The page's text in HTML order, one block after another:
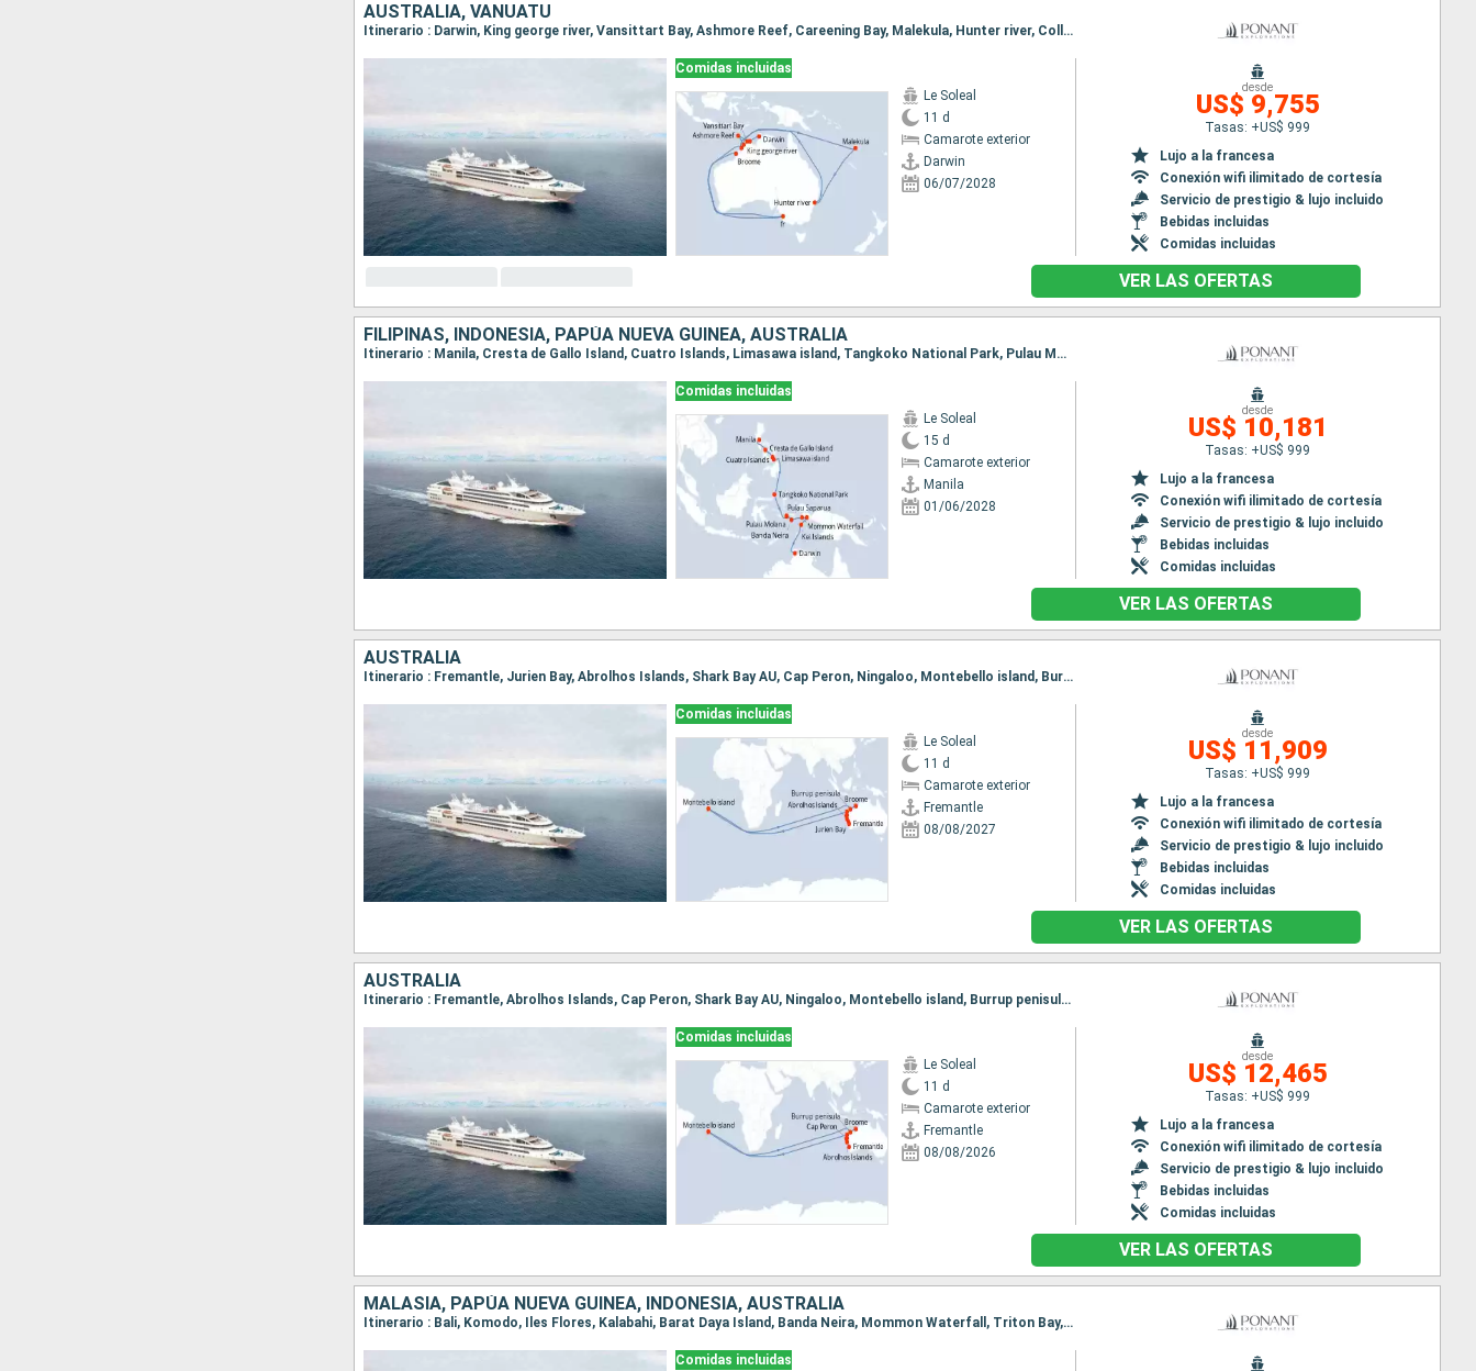
AUSTRALIA, VANUATU
Itinerario : Darwin, King george river, Vansittart Bay, Ashmore Reef, Careening Bay, Malekula, Hunter river, Collier Bay, fr, Broome
Comidas incluidas
Le Soleal
11 d
Camarote exterior
Darwin
06/07/2028
desde
US$ 9,755
Tasas: +US$ 999
Lujo a la francesa
Conexión wifi ilimitado de cortesía
Servicio de prestigio & lujo incluido
Bebidas incluidas
Comidas incluidas
VER LAS OFERTAS
FILIPINAS, INDONESIA, PAPÚA NUEVA GUINEA, AUSTRALIA
Itinerario : Manila, Cresta de Gallo Island, Cuatro Islands, Limasawa island, Tangkoko National Park, Pulau Molana, Pulau Saparua, Banda Neira, Mommon Waterfall, Triton Bay, Kei Islands, Darwin
Comidas incluidas
Le Soleal
15 d
Camarote exterior
Manila
01/06/2028
desde
US$ 10,181
Tasas: +US$ 999
Lujo a la francesa
Conexión wifi ilimitado de cortesía
Servicio de prestigio & lujo incluido
Bebidas incluidas
Comidas incluidas
VER LAS OFERTAS
AUSTRALIA
Itinerario : Fremantle, Jurien Bay, Abrolhos Islands, Shark Bay AU, Cap Peron, Ningaloo, Montebello island, Burrup penisula, Broome
Comidas incluidas
Le Soleal
11 d
Camarote exterior
Fremantle
08/08/2027
desde
US$ 11,909
Tasas: +US$ 999
Lujo a la francesa
Conexión wifi ilimitado de cortesía
Servicio de prestigio & lujo incluido
Bebidas incluidas
Comidas incluidas
VER LAS OFERTAS
AUSTRALIA
Itinerario : Fremantle, Abrolhos Islands, Cap Peron, Shark Bay AU, Ningaloo, Montebello island, Burrup penisula, Broome
Comidas incluidas
Le Soleal
11 d
Camarote exterior
Fremantle
08/08/2026
desde
US$ 12,465
Tasas: +US$ 999
Lujo a la francesa
Conexión wifi ilimitado de cortesía
Servicio de prestigio & lujo incluido
Bebidas incluidas
Comidas incluidas
VER LAS OFERTAS
MALASIA, PAPÚA NUEVA GUINEA, INDONESIA, AUSTRALIA
Itinerario : Bali, Komodo, Iles Flores, Kalabahi, Barat Daya Island, Banda Neira, Mommon Waterfall, Triton Bay, asmat, Cape York, Lizard island, Cairns
Comidas incluidas